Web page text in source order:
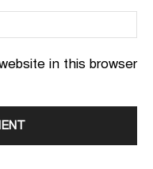
in this browser